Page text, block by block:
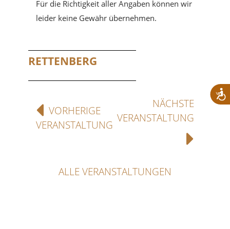
Für die Richtigkeit aller Angaben können wir
leider keine Gewähr übernehmen.
RETTENBERG
VORHERIGE
VERANSTALTUNG
NÄCHSTE
VERANSTALTUNG
ALLE VERANSTALTUNGEN